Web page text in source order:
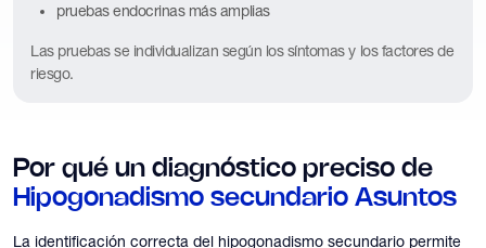
pruebas endocrinas más amplias
Las pruebas se individualizan según los síntomas y los factores de
riesgo.
Por qué un diagnóstico preciso de
Hipogonadismo secundario Asuntos
La identificación correcta del hipogonadismo secundario permite